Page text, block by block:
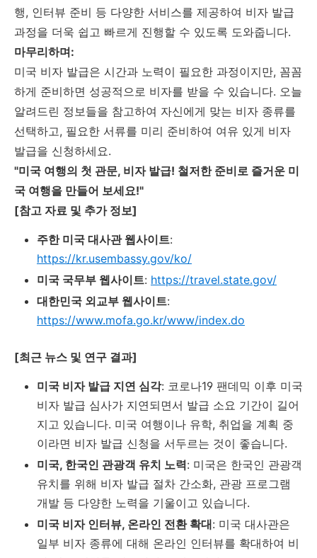
행, 인터뷰 준비 등 다양한 서비스를 제공하여 비자 발급
과정을 더욱 쉽고 빠르게 진행할 수 있도록 도와줍니다.
마무리하며:
미국 비자 발급은 시간과 노력이 필요한 과정이지만, 꼼꼼
하게 준비하면 성공적으로 비자를 받을 수 있습니다. 오늘
알려드린 정보들을 참고하여 자신에게 맞는 비자 종류를
선택하고, 필요한 서류를 미리 준비하여 여유 있게 비자
발급을 신청하세요.
"미국 여행의 첫 관문, 비자 발급! 철저한 준비로 즐거운 미
국 여행을 만들어 보세요!"
[참고 자료 및 추가 정보]
주한 미국 대사관 웹사이트:
https://kr.usembassy.gov/ko/
미국 국무부 웹사이트: https://travel.state.gov/
대한민국 외교부 웹사이트:
https://www.mofa.go.kr/www/index.do
[최근 뉴스 및 연구 결과]
미국 비자 발급 지연 심각: 코로나19 팬데믹 이후 미국
비자 발급 심사가 지연되면서 발급 소요 기간이 길어
지고 있습니다. 미국 여행이나 유학, 취업을 계획 중
이라면 비자 발급 신청을 서두르는 것이 좋습니다.
미국, 한국인 관광객 유치 노력: 미국은 한국인 관광객
유치를 위해 비자 발급 절차 간소화, 관광 프로그램
개발 등 다양한 노력을 기울이고 있습니다.
미국 비자 인터뷰, 온라인 전환 확대: 미국 대사관은
일부 비자 종류에 대해 온라인 인터뷰를 확대하여 비